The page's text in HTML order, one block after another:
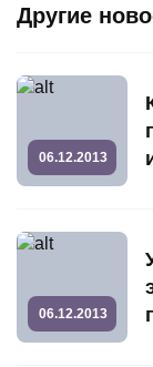
Другие
06.12.2013
06.12.2013